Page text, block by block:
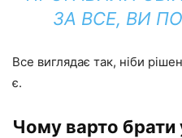
ЗА ВСЕ, ВИ
Все виглядає так, ніби
є.
Чому варто брати